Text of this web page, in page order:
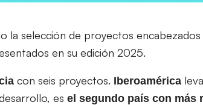
la selección de proyectos
en su edición 2025.
con seis proyectos. Iberoamérica
es el segundo país con más